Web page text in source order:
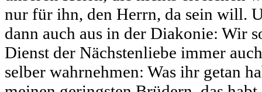
nur für ihn, den Herrn, da sein will.
dann auch aus in der Diakonie: Wir
Dienst der Nächstenliebe immer
selber wahrnehmen: Was ihr getan